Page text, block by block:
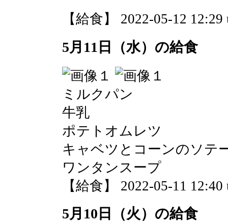
【給食】 2022-05-12 12:29
5月11日（水）の給食
ミルクパン
牛乳
ポテトオムレツ
キャベツとコーンのソテ
ワンタンスープ
【給食】 2022-05-11 12:40
5月10日（火）の給食